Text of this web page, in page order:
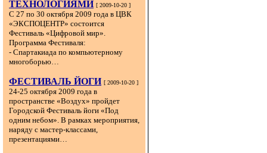
ТЕХНОЛОГИЯМИ [ 2009-10-20 ]
С 27 по 30 октября 2009 года в ЦВК
«ЭКСПОЦЕНТР» состоится
Фестиваль «Цифровой мир».
Программа Фестиваля:
- Спартакиада по компьютерному
многоборью…
ФЕСТИВАЛЬ ЙОГИ [ 2009-10-20 ]
24-25 октября 2009 года в
пространстве «Воздух» пройдет
Городской Фестиваль йоги «Под
одним небом». В рамках мероприятия,
наряду с мастер-классами,
презентациями…